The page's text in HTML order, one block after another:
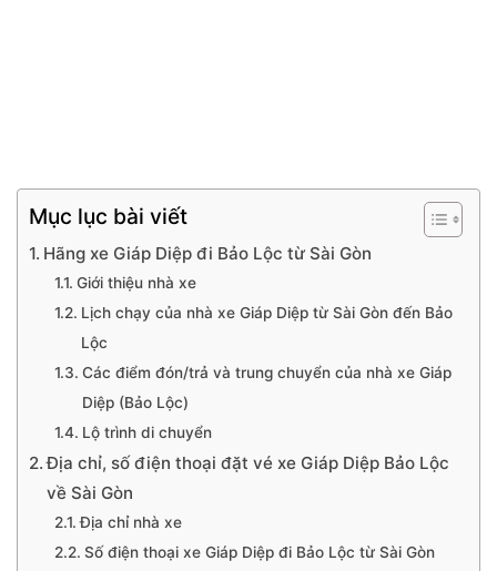
Mục lục bài viết
Hãng xe Giáp Diệp đi Bảo Lộc từ Sài Gòn
Giới thiệu nhà xe
Lịch chạy của nhà xe Giáp Diệp từ Sài Gòn đến Bảo
Lộc
Các điểm đón/trả và trung chuyển của nhà xe Giáp
Diệp (Bảo Lộc)
Lộ trình di chuyển
Địa chỉ, số điện thoại đặt vé xe Giáp Diệp Bảo Lộc
về Sài Gòn
Địa chỉ nhà xe
Số điện thoại xe Giáp Diệp đi Bảo Lộc từ Sài Gòn